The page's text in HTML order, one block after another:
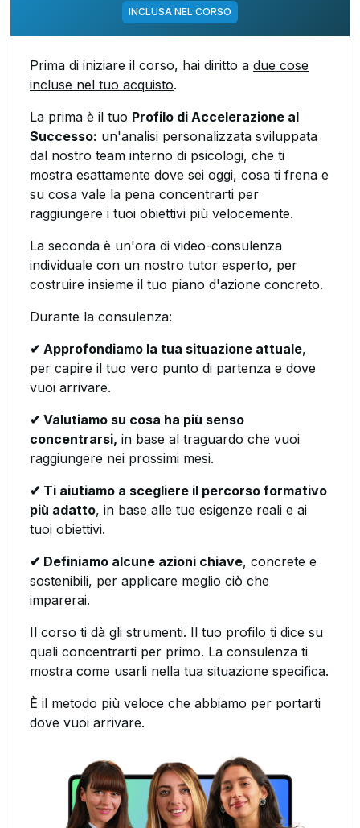
INCLUSA NEL CORSO
Prima di iniziare il corso, hai diritto a due cose
incluse nel tuo acquisto.
La prima è il tuo Profilo di Accelerazione al
Successo: un'analisi personalizzata sviluppata
dal nostro team interno di psicologi, che ti
mostra esattamente dove sei oggi, cosa ti frena e
su cosa vale la pena concentrarti per
raggiungere i tuoi obiettivi più velocemente.
La seconda è un'ora di video-consulenza
individuale con un nostro tutor esperto, per
costruire insieme il tuo piano d'azione concreto.
Durante la consulenza:
✔ Approfondiamo la tua situazione attuale,
per capire il tuo vero punto di partenza e dove
vuoi arrivare.
✔ Valutiamo su cosa ha più senso
concentrarsi, in base al traguardo che vuoi
raggiungere nei prossimi mesi.
✔ Ti aiutiamo a scegliere il percorso formativo
più adatto, in base alle tue esigenze reali e ai
tuoi obiettivi.
✔ Definiamo alcune azioni chiave, concrete e
sostenibili, per applicare meglio ciò che
imparerai.
Il corso ti dà gli strumenti. Il tuo profilo ti dice su
quali concentrarti per primo. La consulenza ti
mostra come usarli nella tua situazione specifica.
È il metodo più veloce che abbiamo per portarti
dove vuoi arrivare.